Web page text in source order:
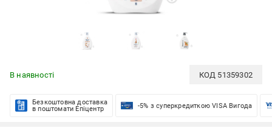
В наявності КОД 51359302
Безкоштовна доставка
в поштомати Епіцентр
-5% з суперкредиткою VISA Вигода